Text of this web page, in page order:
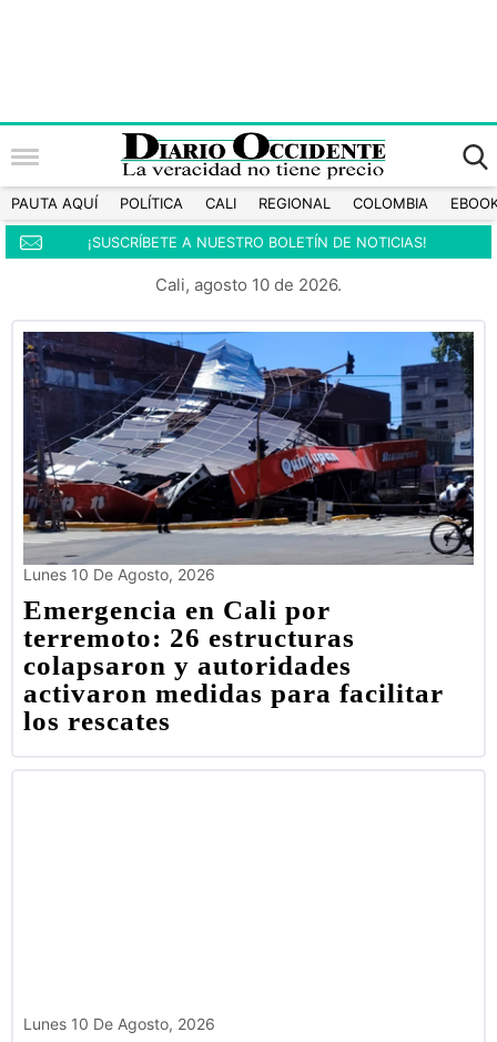
PAUTA AQUÍ POLÍTICA CALI REGIONAL COLOMBIA
¡SUSCRÍBETE A NUESTRO BOLETÍN DE NOTICIAS!
Cali, agosto 10 de 2026.
Lunes 10 De Agosto, 2026
Emergencia en Cali por
terremoto: 26 estructuras
colapsaron y autoridades
activaron medidas para facilitar
los rescates
Lunes 10 De Agosto, 2026